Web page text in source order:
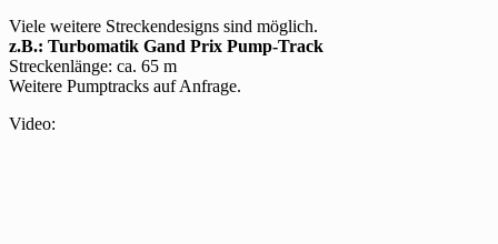
Viele weitere Streckendesigns sind möglich.
z.B.: Turbomatik Gand Prix Pump-Track
Streckenlänge: ca. 65 m
Weitere Pumptracks auf Anfrage.
Video: